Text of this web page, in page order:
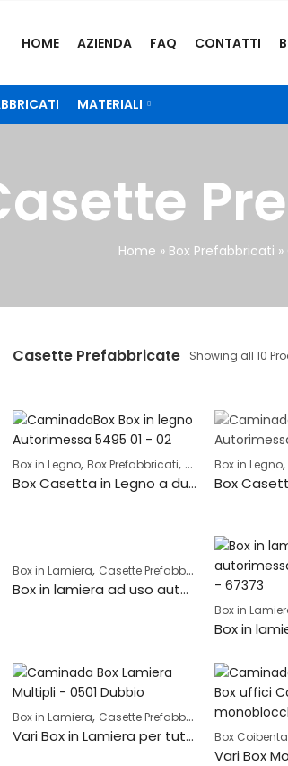
HOME AZIENDA FAQ CONTATTI
MATERIALI
Home » Box Prefabbricati »
Casette Prefabbricate Showing all 10
Box in Legno, Box Prefabbricati, Casette
Box Casetta in Legno a due falde ad uso ripostiglio – 5495-1
Box in Legno,
Box in Lamiera, Casette Prefabbricate
Box in lamiera ad uso autorimessa – 4134
Box in
Box in Lamiera, Casette Prefabbricate ,Garage
Vari Box in Lamiera per tutte le necessità Box